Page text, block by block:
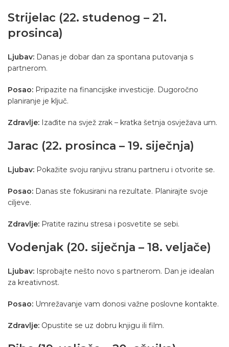
Strijelac (22. studenog – 21.
prosinca)
Ljubav: Danas je dobar dan za spontana putovanja s
partnerom.
Posao: Pripazite na financijske investicije. Dugoročno
planiranje je ključ.
Zdravlje: Izađite na svjež zrak – kratka šetnja osvježava um.
Jarac (22. prosinca – 19. siječnja)
Ljubav: Pokažite svoju ranjivu stranu partneru i otvorite se.
Posao: Danas ste fokusirani na rezultate. Planirajte svoje
ciljeve.
Zdravlje: Pratite razinu stresa i posvetite se sebi.
Vodenjak (20. siječnja – 18. veljače)
Ljubav: Isprobajte nešto novo s partnerom. Dan je idealan
za kreativnost.
Posao: Umrežavanje vam donosi važne poslovne kontakte.
Zdravlje: Opustite se uz dobru knjigu ili film.